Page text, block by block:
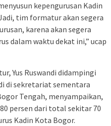
kepengurusan Kadin
tim formatur akan segera
karena akan segera
dalam waktu dekat ini,” ucap
Yus Ruswandi didampingi
di sekretariat sementara
Tengah, menyampaikan,
persen dari total sekitar 70
Kadin Kota Bogor.